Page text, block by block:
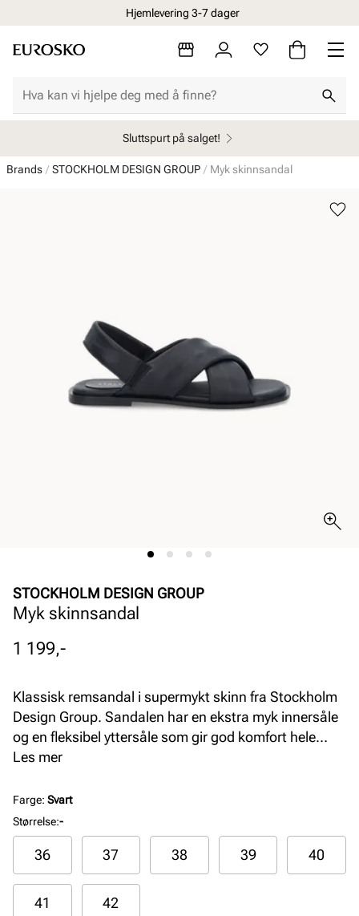
Hjemlevering 3-7 dager
Sluttspurt på salget!
Brands STOCKHOLM DESIGN GROUP Myk skinnsandal
STOCKHOLM DESIGN GROUP
Myk skinnsandal
Pris
1 199,-
Klassisk remsandal i supermykt skinn fra Stockholm
Design Group. Sandalen har en ekstra myk innersåle
og en fleksibel yttersåle som gir god komfort hele
dagen. Modellen har også en myk bakrem med
Les mer
Farge: Svart
Størrelse:-
36 37 38 39 40
41 42